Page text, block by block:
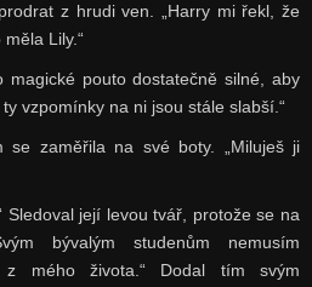
z hrudi ven. „Harry mi řekl, že
Lily.“
magické pouto dostatečně silné, aby
vzpomínky na ni jsou stále slabší.“
se zaměřila na své boty. „Miluješ ji
Sledoval její levou tvář, protože se na
bývalým studenům nemusím
z mého života.“ Dodal tím svým